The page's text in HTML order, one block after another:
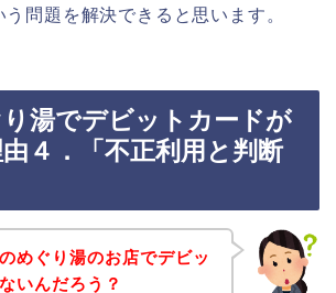
う問題を解決できると思います。
湯でデビットカードが
４．「不正利用と判断
めぐり湯のお店でデビッ
いんだろう？